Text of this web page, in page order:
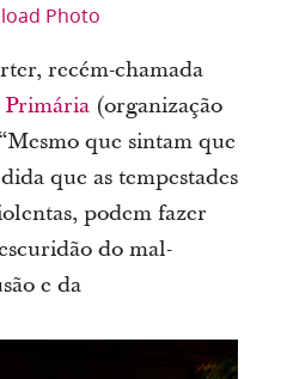
Photo
recém-chamada
(organização
que sintam que
que as tempestades
podem fazer
do mal-
e da